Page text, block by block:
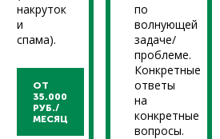
накруток
и
спама).
ОТ
35.000
РУБ./
МЕСЯЦ
по
волнующей
задаче/
проблеме.
Конкретные
ответы
на
конкретные
вопросы.